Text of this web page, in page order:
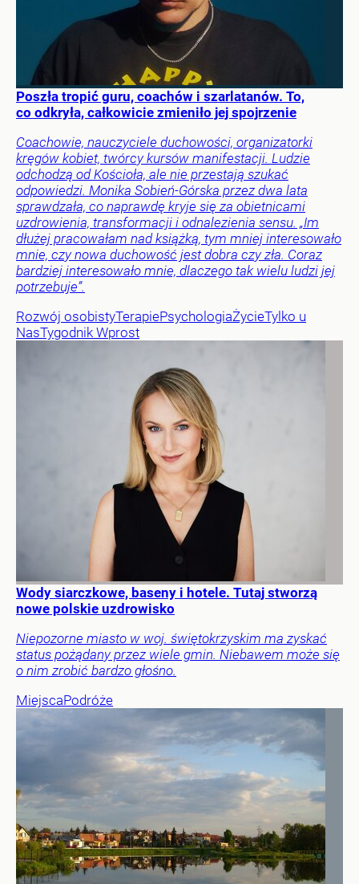
Poszła tropić guru, coachów i szarlatanów. To,
co odkryła, całkowicie zmieniło jej spojrzenie
Coachowie, nauczyciele duchowości, organizatorki
kręgów kobiet, twórcy kursów manifestacji. Ludzie
odchodzą od Kościoła, ale nie przestają szukać
odpowiedzi. Monika Sobień-Górska przez dwa lata
sprawdzała, co naprawdę kryje się za obietnicami
uzdrowienia, transformacji i odnalezienia sensu. „Im
dłużej pracowałam nad książką, tym mniej interesowało
mnie, czy nowa duchowość jest dobra czy zła. Coraz
bardziej interesowało mnie, dlaczego tak wielu ludzi jej
potrzebuje”.
Rozwój osobistyTerapiePsychologiaŻycieTylko u
NasTygodnik Wprost
Wody siarczkowe, baseny i hotele. Tutaj stworzą
nowe polskie uzdrowisko
Niepozorne miasto w woj. świętokrzyskim ma zyskać
status pożądany przez wiele gmin. Niebawem może się
o nim zrobić bardzo głośno.
MiejscaPodróże